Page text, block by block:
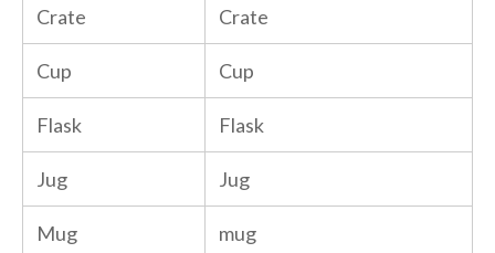
Crate Crate
Cup Cup
Flask Flask
Jug Jug
Mug mug